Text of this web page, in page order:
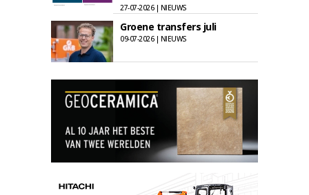
27-07-2026 | NIEUWS
Groene transfers juli
09-07-2026 | NIEUWS